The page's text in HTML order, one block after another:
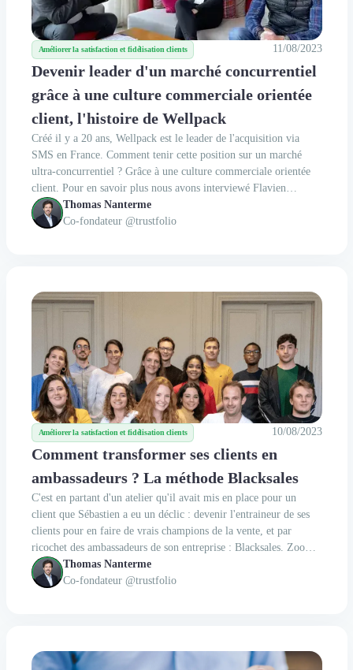
Améliorer la satisfaction et fidélisation clients 11/08/2023
Devenir leader d'un marché concurrentiel
grâce à une culture commerciale orientée
client, l'histoire de Wellpack
Créé il y a 20 ans, Wellpack est le leader de l'acquisition via
SMS en France. Comment tenir cette position sur un marché
ultra-concurrentiel ? Grâce à une culture commerciale orientée
client. Pour en savoir plus nous avons interviewé Flavien
Charles, DG et Associé de Wellpack.
Thomas Nanterme
Co-fondateur @trustfolio
Améliorer la satisfaction et fidélisation clients 10/08/2023
Comment transformer ses clients en
ambassadeurs ? La méthode Blacksales
C'est en partant d'un atelier qu'il avait mis en place pour un
client que Sébastien a eu un déclic : devenir l'entraineur de ses
clients pour en faire de vrais champions de la vente, et par
ricochet des ambassadeurs de son entreprise : Blacksales. Zoom
sur sa méthode pour transformer ses clients en ambassadeurs.
Thomas Nanterme
Co-fondateur @trustfolio